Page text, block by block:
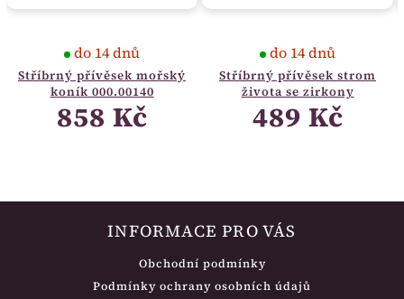
Stříbrný přívěsek mořský
koník 000.00140
do 14 dnů
858 Kč
Stříbrný přívěsek strom
života se zirkony
do 14 dnů
489 Kč
INFORMACE PRO VÁS
Obchodní podmínky
Podmínky ochrany osobních údajů